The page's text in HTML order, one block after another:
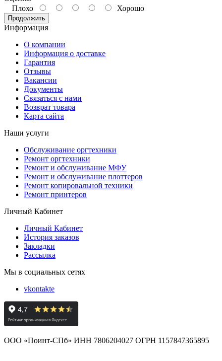
Плохо
Хорошо
Продолжить
Информация
О компании
Информация о доставке
Гарантия
Отзывы
Вакансии
Документы
Связаться с нами
Возврат товара
Карта сайта
Наши услуги
Обслуживание оргтехники
Ремонт оргтехники
Ремонт и обслуживание МФУ
Ремонт и обслуживание плоттеров
Ремонт копировальной техники
Ремонт принтеров
Личный Кабинет
Личный Кабинет
История заказов
Закладки
Рассылка
Мы в социальных сетях
vkontakte
ООО «Поинт-СПб» ИНН 7806204027 ОГРН 1157847365895